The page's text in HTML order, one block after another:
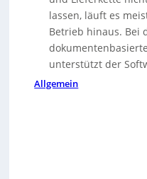
lassen, läuft es
Betrieb hinaus. Bei
unterstützt der
Allgemein